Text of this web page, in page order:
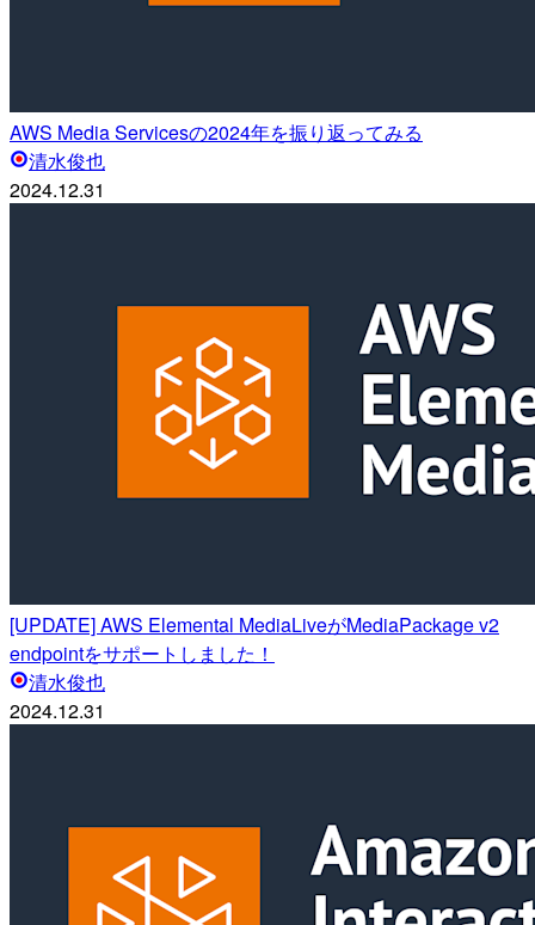
AWS Media Servicesの2024年を振り返ってみる
清水俊也
2024.12.31
[UPDATE] AWS Elemental MediaLiveがMediaPackage v2
endpointをサポートしました！
清水俊也
2024.12.31